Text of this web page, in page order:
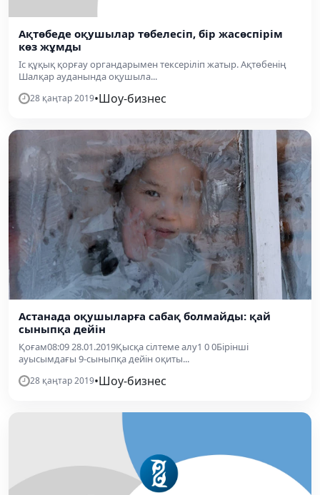
Ақтөбеде оқушылар төбелесіп, бір жасөспірім
көз жұмды
Іс құқық қорғау органдарымен тексеріліп жатыр. Ақтөбенің
Шалқар ауданында оқушыла...
28 қаңтар 2019•Шоу-бизнес
Астанада оқушыларға сабақ болмайды: қай
сыныпқа дейін
Қоғам08:09 28.01.2019Қысқа сілтеме алу1 0 0Бірінші
ауысымдағы 9-сыныпқа дейін оқиты...
28 қаңтар 2019•Шоу-бизнес